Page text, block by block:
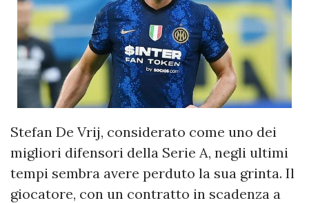
Stefan De Vrij, considerato come uno dei
migliori difensori della Serie A, negli ultimi
tempi sembra avere perduto la sua grinta. Il
giocatore, con un contratto in scadenza a